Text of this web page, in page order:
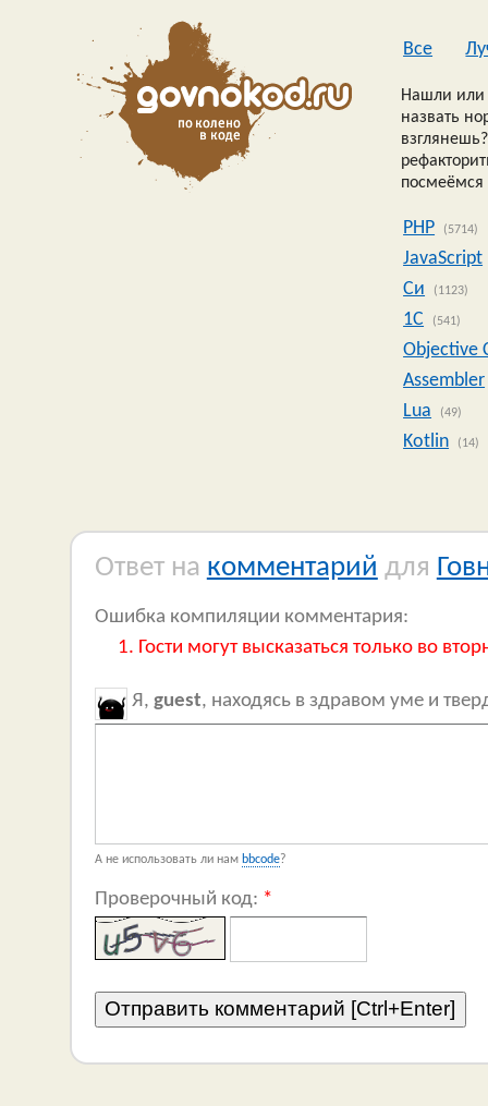
Все
Нашли или
назвать
посмеёмся
PHP (5714)
JavaScript
Си
(1123)
1C (541)
Objective
Assembler
Lua
(49)
Kotlin (14)
Ответ на комментарий для
Ошибка компиляции комментария:
Гости могут высказаться только во
Я, guest, находясь в здравом уме и
А не использовать ли нам bbcode?
Проверочный код: *